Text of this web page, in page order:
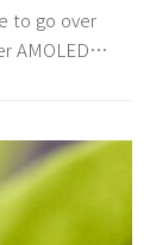
to go over
AMOLED
pen input.
chip powers
The Gala..